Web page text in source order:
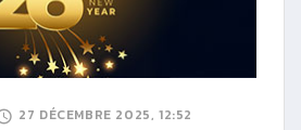
27 DÉCEMBRE 2025, 12:52